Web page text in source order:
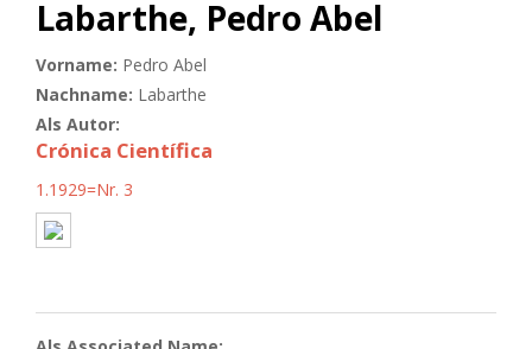
Labarthe, Pedro Abel
Vorname: Pedro Abel
Nachname: Labarthe
Als Autor:
Crónica Científica
1.1929=Nr. 3